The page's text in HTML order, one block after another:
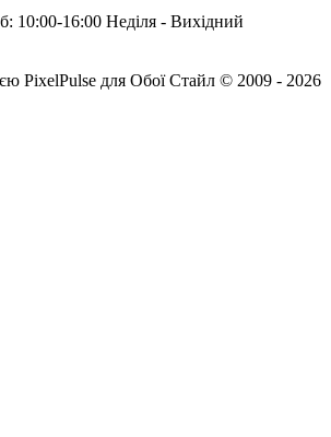
10:00-16:00 Неділя - Вихідний
PixelPulse для Обої Стайл © 2009 - 2026